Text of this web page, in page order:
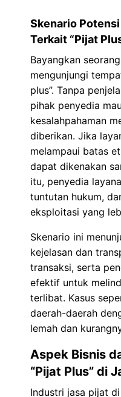
Skenario
Terkait “Pijat
Bayangkan
mengunjungi
plus”. Tanpa
pihak penyedia
kesalahpahaman
diberikan. Jika
melampaui batas
dapat dikenakan
itu, penyedia
tuntutan hukum,
eksploitasi yang
Skenario ini
kejelasan dan
transaksi, serta
efektif untuk
terlibat. Kasus
daerah-daerah
lemah dan
Aspek Bisnis
“Pijat Plus” di
Industri jasa pijat